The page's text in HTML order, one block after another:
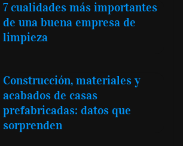
7 cualidades más importantes
de una buena empresa de
limpieza
Construcción, materiales y
acabados de casas
prefabricadas: datos que
sorprenden